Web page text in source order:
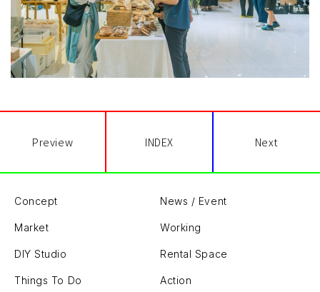
Preview INDEX Next
Concept News / Event
Market Working
DIY Studio Rental Space
Things To Do Action